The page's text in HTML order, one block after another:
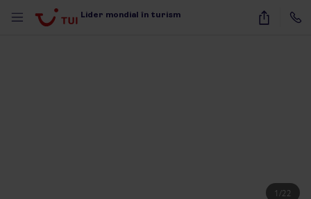
Lider mondial în turism
1 /22